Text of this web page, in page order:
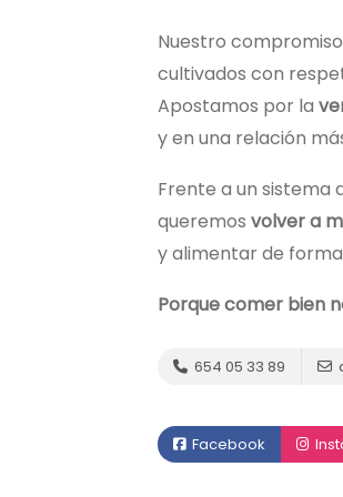
Nuestro
cultivados con
Apostamos por la
y en una relación
Frente a un sistema
queremos volver a
y alimentar de
Porque comer bien
654 05 33 89
Facebook